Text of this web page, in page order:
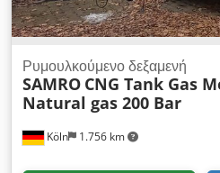
Köln 1.756 km
Ρυμουλκούμενο δεξαμενή
SAMRO CNG Tank Gas
Natural gas 200 Bar